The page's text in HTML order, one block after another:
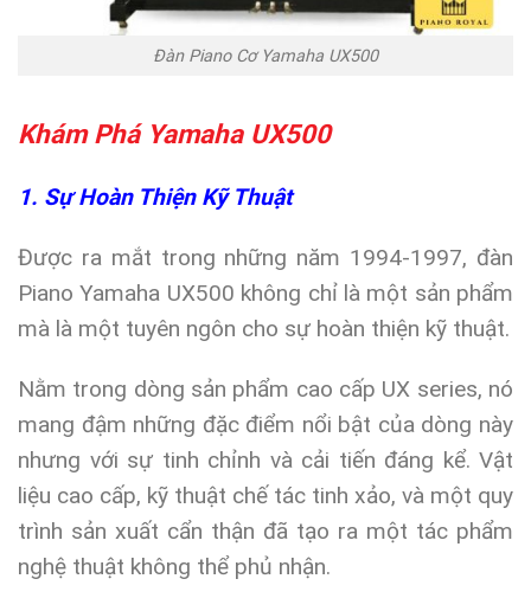
Đàn Piano Cơ Yamaha UX500
Khám Phá Yamaha UX500
1. Sự Hoàn Thiện Kỹ Thuật
Được ra mắt trong những năm 1994-1997, đàn
Piano Yamaha UX500 không chỉ là một sản phẩm
mà là một tuyên ngôn cho sự hoàn thiện kỹ thuật.
Nằm trong dòng sản phẩm cao cấp UX series, nó
mang đậm những đặc điểm nổi bật của dòng này
nhưng với sự tinh chỉnh và cải tiến đáng kể. Vật
liệu cao cấp, kỹ thuật chế tác tinh xảo, và một quy
trình sản xuất cẩn thận đã tạo ra một tác phẩm
nghệ thuật không thể phủ nhận.